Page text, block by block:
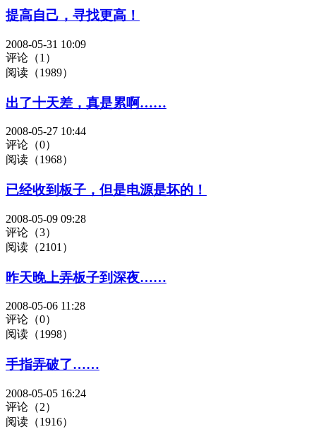
提高自己，寻找更高！
2008-05-31 10:09
评论（1）
阅读（1989）
出了十天差，真是累啊……
2008-05-27 10:44
评论（0）
阅读（1968）
已经收到板子，但是电源是坏的！
2008-05-09 09:28
评论（3）
阅读（2101）
昨天晚上弄板子到深夜……
2008-05-06 11:28
评论（0）
阅读（1998）
手指弄破了……
2008-05-05 16:24
评论（2）
阅读（1916）